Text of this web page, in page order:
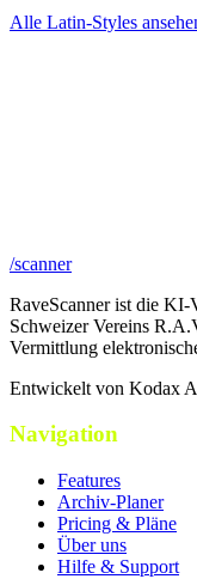
Alle Latin-Styles
/scanner
RaveScanner ist die
Schweizer Vereins
Vermittlung
Entwickelt von Kodax
Navigation
Features
Archiv-Planer
Pricing & Pläne
Über uns
Hilfe & Support